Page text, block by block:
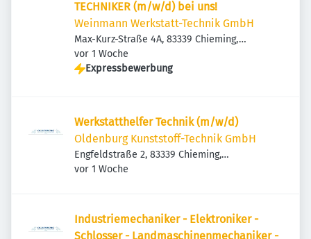
TECHNIKER (m/w/d) bei uns!
Weinmann Werkstatt-Technik GmbH
Max-Kurz-Straße 4A, 83339 Chieming,
Deutschland
Veröffentlicht
vor 1 Woche
Expressbewerbung
Werkstatthelfer Technik (m/w/d)
Oldenburg Kunststoff-Technik GmbH
Engfeldstraße 2, 83339 Chieming,
Deutschland
Veröffentlicht
vor 1 Woche
Industriemechaniker - Elektroniker -
Schlosser - Landmaschinenmechaniker -